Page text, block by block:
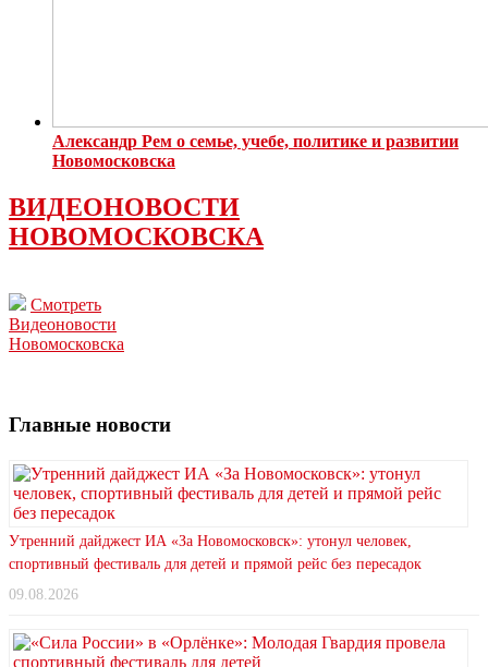
Александр Рем о семье, учебе, политике и развитии
Новомосковска
ВИДЕОНОВОСТИ
НОВОМОСКОВСКА
Смотреть
Видеоновости
Новомосковска
Главные новости
Утренний дайджест ИА «За Новомосковск»: утонул человек,
спортивный фестиваль для детей и прямой рейс без пересадок
09.08.2026